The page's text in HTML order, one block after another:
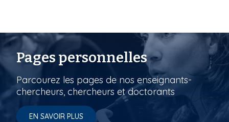
Pages personnelles
Parcourez les pages de nos enseignants-
chercheurs, chercheurs et doctorants
EN SAVOIR PLUS